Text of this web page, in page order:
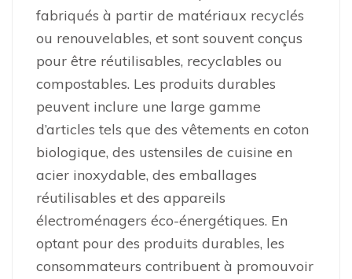
fabriqués à partir de matériaux recyclés
ou renouvelables, et sont souvent conçus
pour être réutilisables, recyclables ou
compostables. Les produits durables
peuvent inclure une large gamme
d’articles tels que des vêtements en coton
biologique, des ustensiles de cuisine en
acier inoxydable, des emballages
réutilisables et des appareils
électroménagers éco-énergétiques. En
optant pour des produits durables, les
consommateurs contribuent à promouvoir